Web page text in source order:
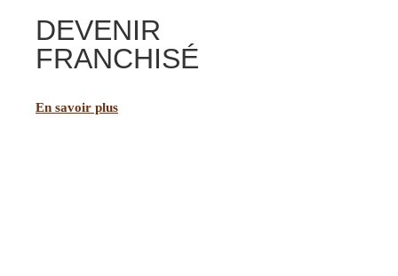
DEVENIR
FRANCHISÉ
En savoir plus